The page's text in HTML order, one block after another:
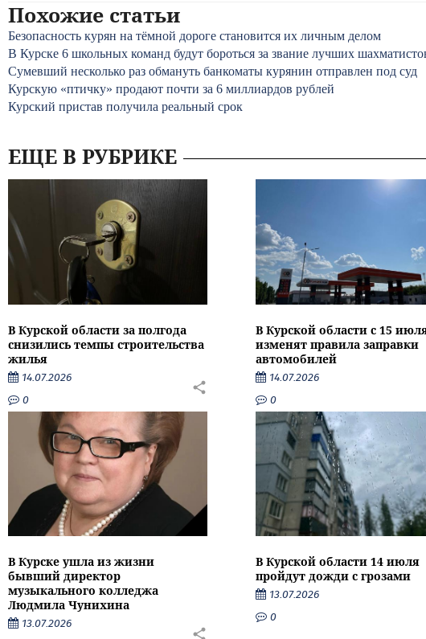
Похожие статьи
Безопасность курян на тёмной дороге становится их личным делом
В Курске 6 школьных команд будут бороться за звание лучших
Сумевший несколько раз обмануть банкоматы курянин отправлен под суд
Курскую «птичку» продают почти за 6 миллиардов рублей
Курский пристав получила реальный срок
ЕЩЕ В РУБРИКЕ
В Курской области за полгода
снизились темпы строительства
жилья
14.07.2026
0
В Курской области с 15
изменят правила заправки
автомобилей
14.07.2026
0
В Курске ушла из жизни
бывший директор
музыкального колледжа
Людмила Чунихина
13.07.2026
В Курской области 14 июля
пройдут дожди с грозами
13.07.2026
0